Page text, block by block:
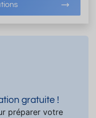
gratuite !
préparer votre